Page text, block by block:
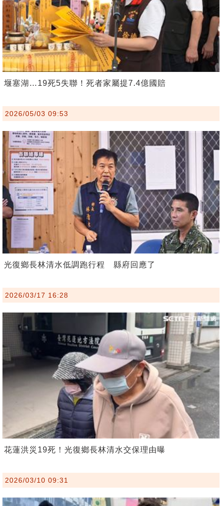
堰塞湖…19死5失聯！死者家屬提7.4億國賠
2026/05/03 09:53
光復鄉長林清水低調跑行程 縣府回應了
2026/03/17 16:28
花蓮洪災19死！光復鄉長林清水交保理由曝
2026/03/10 09:31